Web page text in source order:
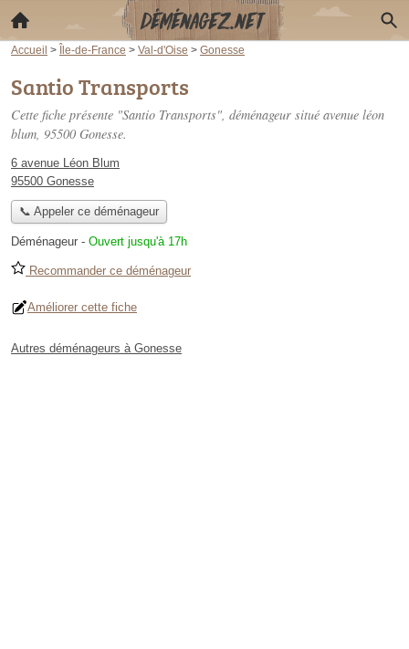
Accueil > Île-de-France > Val-d'Oise > Gonesse
Santio Transports
Cette fiche présente "Santio Transports", déménageur situé avenue léon
blum, 95500 Gonesse.
6 avenue Léon Blum
95500 Gonesse
📞 Appeler ce déménageur
Déménageur - Ouvert jusqu'à 17h
Recommander ce déménageur
Améliorer cette fiche
Autres déménageurs à Gonesse